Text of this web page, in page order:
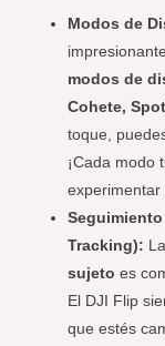
Modos de
modos de
Cohete,
toque,
¡Cada modo
experimentar
Tracking):
sujeto es
El DJI Flip
que estés